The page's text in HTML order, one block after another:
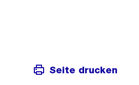
Seite drucken